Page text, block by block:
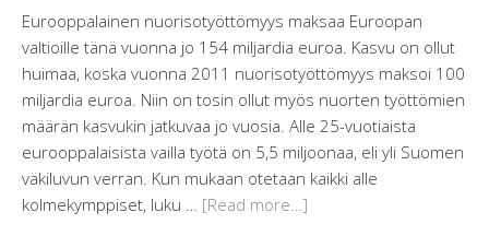
Eurooppalainen nuorisotyöttömyys maksaa Euroopan
valtioille tänä vuonna jo 154 miljardia euroa. Kasvu on ollut
huimaa, koska vuonna 2011 nuorisotyöttömyys maksoi 100
miljardia euroa. Niin on tosin ollut myös nuorten työttömien
määrän kasvukin jatkuvaa jo vuosia. Alle 25-vuotiaista
eurooppalaisista vailla työtä on 5,5 miljoonaa, eli yli Suomen
väkiluvun verran. Kun mukaan otetaan kaikki alle
kolmekymppiset, luku … [Read more…]